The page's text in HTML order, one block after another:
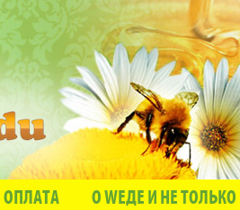
ОПЛАТА О WЕДЕ И НЕ ТОЛЬКО